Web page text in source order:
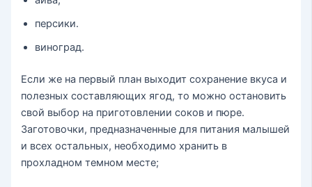
персики.
виноград.
Если же на первый план выходит сохранение вкуса и
полезных составляющих ягод, то можно остановить
свой выбор на приготовлении соков и пюре.
Заготовочки, предназначенные для питания малышей
и всех остальных, необходимо хранить в
прохладном темном месте;